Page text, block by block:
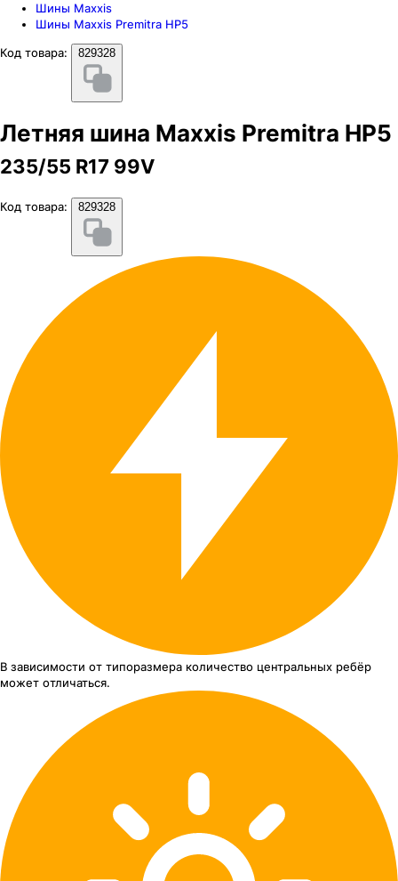
Шины Maxxis
Шины Maxxis Premitra HP5
Код товара:
829328
Летняя шина Maxxis Premitra HP5
235/55 R17 99V
Код товара: 829328
В зависимости от типоразмера количество центральных ребёр
может отличаться.